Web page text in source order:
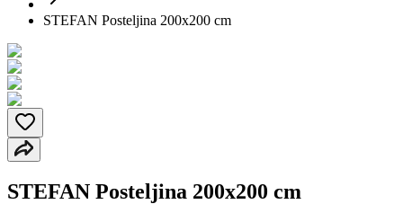
STEFAN Posteljina 200x200 cm
STEFAN Posteljina 200x200 cm